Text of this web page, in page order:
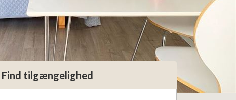
Find tilgængelighed